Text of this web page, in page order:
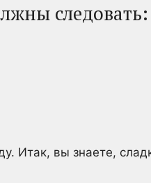
следовать:
Итак, вы знаете,